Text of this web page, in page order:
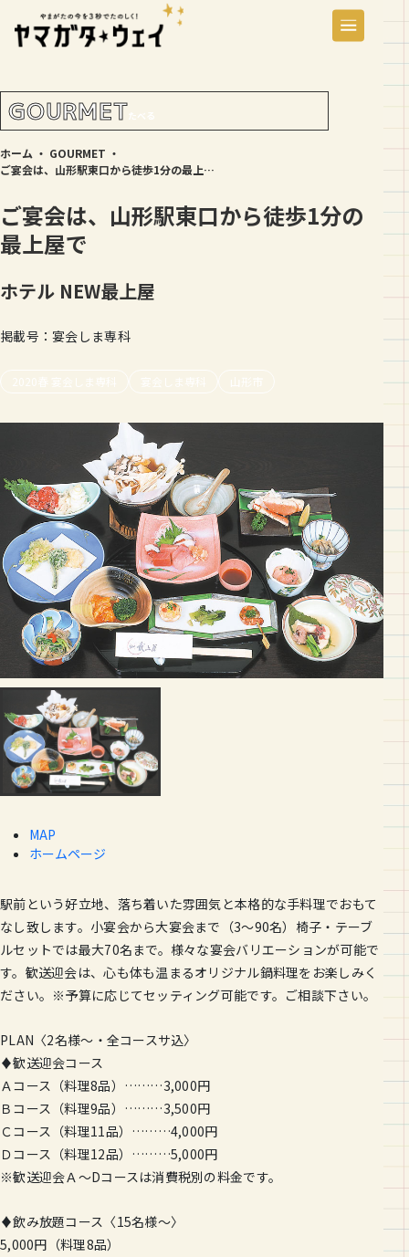
GOURMETたべる
ホーム ・ GOURMET ・
ご宴会は、山形駅東口から徒歩1分の最上屋で
ご宴会は、山形駅東口から徒歩1分の
最上屋で
ホテル NEW最上屋
掲載号：宴会しま専科
2020春 宴会しま専科 宴会しま専科 山形市
MAP
ホームページ
駅前という好立地、落ち着いた雰囲気と本格的な手料理でおもて
なし致します。小宴会から大宴会まで（3〜90名）椅子・テーブ
ルセットでは最大70名まで。様々な宴会バリエーションが可能で
す。歓送迎会は、心も体も温まるオリジナル鍋料理をお楽しみく
ださい。※予算に応じてセッティング可能です。ご相談下さい。
PLAN〈2名様〜・全コースサ込〉
♦歓送迎会コース
Ａコース（料理8品）………3,000円
Ｂコース（料理9品）………3,500円
Ｃコース（料理11品）………4,000円
Ｄコース（料理12品）………5,000円
※歓送迎会Ａ〜Dコースは消費税別の料金です。
♦飲み放題コース〈15名様〜〉
5,000円（料理8品）